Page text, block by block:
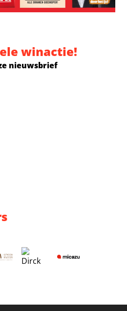
winactie!
nieuwsbrief